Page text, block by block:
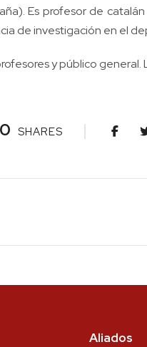
Es profesor de
de investigación en el
y público
0 SHARES
Aliados